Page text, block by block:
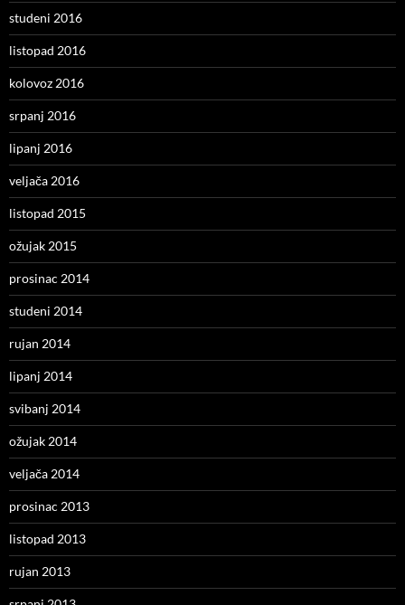
studeni 2016
listopad 2016
kolovoz 2016
srpanj 2016
lipanj 2016
veljača 2016
listopad 2015
ožujak 2015
prosinac 2014
studeni 2014
rujan 2014
lipanj 2014
svibanj 2014
ožujak 2014
veljača 2014
prosinac 2013
listopad 2013
rujan 2013